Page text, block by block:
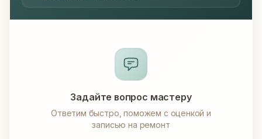
Задайте вопрос мастеру
Ответим быстро, поможем с оценкой и
записью на ремонт